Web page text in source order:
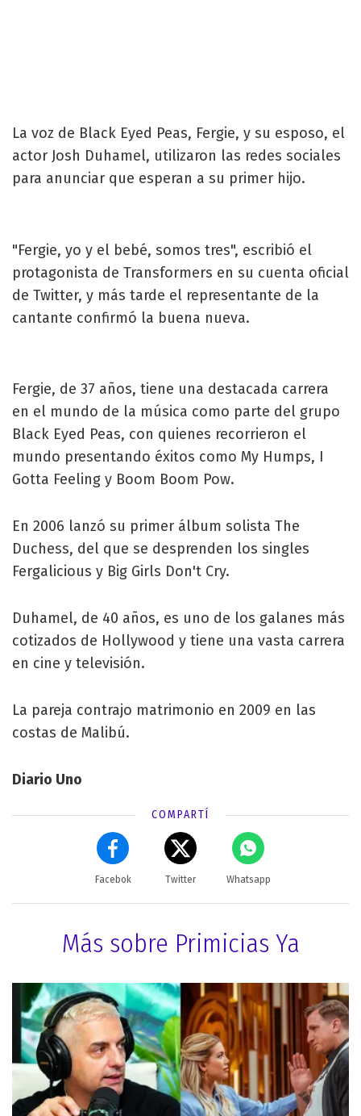
La voz de Black Eyed Peas, Fergie, y su esposo, el
actor Josh Duhamel, utilizaron las redes sociales
para anunciar que esperan a su primer hijo.
"Fergie, yo y el bebé, somos tres", escribió el
protagonista de Transformers en su cuenta oficial
de Twitter, y más tarde el representante de la
cantante confirmó la buena nueva.
Fergie, de 37 años, tiene una destacada carrera
en el mundo de la música como parte del grupo
Black Eyed Peas, con quienes recorrieron el
mundo presentando éxitos como My Humps, I
Gotta Feeling y Boom Boom Pow.
En 2006 lanzó su primer álbum solista The
Duchess, del que se desprenden los singles
Fergalicious y Big Girls Don't Cry.
Duhamel, de 40 años, es uno de los galanes más
cotizados de Hollywood y tiene una vasta carrera
en cine y televisión.
La pareja contrajo matrimonio en 2009 en las
costas de Malibú.
Diario Uno
COMPARTÍ
Facebok Twitter Whatsapp
Más sobre Primicias Ya